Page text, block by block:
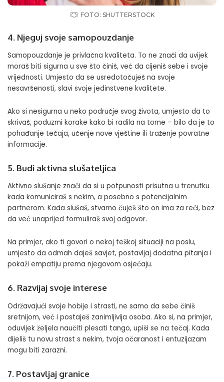
FOTO: SHUTTERSTOCK
4. Njeguj svoje samopouzdanje
Samopouzdanje je privlačna kvaliteta. To ne znači da uvijek
moraš biti sigurna u sve što činiš, već da cijeniš sebe i svoje
vrijednosti. Umjesto da se usredotočuješ na svoje
nesavršenosti, slavi svoje jedinstvene kvalitete.
Ako si nesigurna u neko područje svog života, umjesto da to
skrivaš, poduzmi korake kako bi radila na tome – bilo da je to
pohađanje tečaja, učenje nove vještine ili traženje povratne
informacije.
5. Budi aktivna slušateljica
Aktivno slušanje znači da si u potpunosti prisutna u trenutku
kada komuniciraš s nekim, a posebno s potencijalnim
partnerom. Kada slušaš, stvarno čuješ što on ima za reći, bez
da već unaprijed formuliraš svoj odgovor.
Na primjer, ako ti govori o nekoj teškoj situaciji na poslu,
umjesto da odmah daješ savjet, postavljaj dodatna pitanja i
pokaži empatiju prema njegovom osjećaju.
6. Razvijaj svoje interese
Održavajući svoje hobije i strasti, ne samo da sebe činiš
sretnijom, već i postaješ zanimljivija osoba. Ako si, na primjer,
oduvijek željela naučiti plesati tango, upiši se na tečaj. Kada
dijeliš tu novu strast s nekim, tvoja očaranost i entuzijazam
mogu biti zarazni.
7. Postavljaj granice